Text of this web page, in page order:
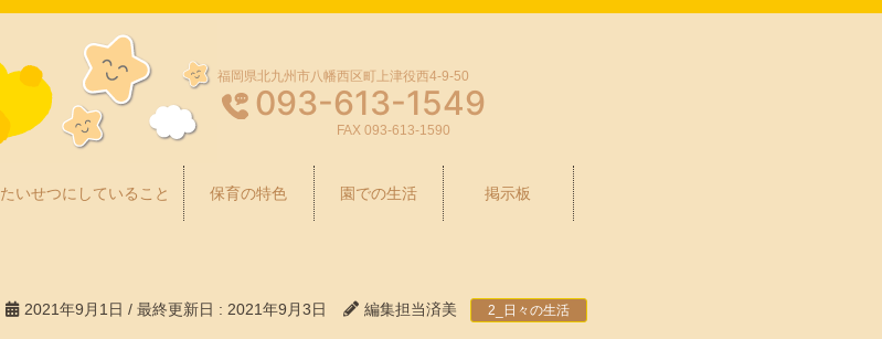
福岡県北九州市八幡西区町上津役西4-9-50
093-613-1549
FAX 093-613-1590
たいせつにしていること 保育の特色 園での生活 掲示板
2021年9月1日 / 最終更新日 : 2021年9月3日 編集担当済美 2_日々の生活